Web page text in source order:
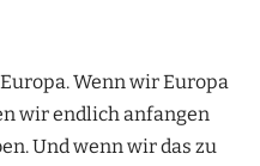
Wenn wir Europa
wir endlich anfangen
Und wenn wir das zu